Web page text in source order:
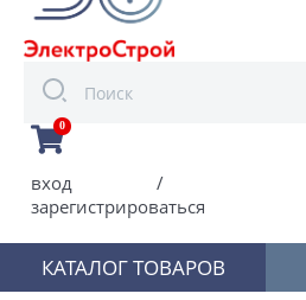
0
вход
/
зарегистрироваться
КАТАЛОГ ТОВАРОВ